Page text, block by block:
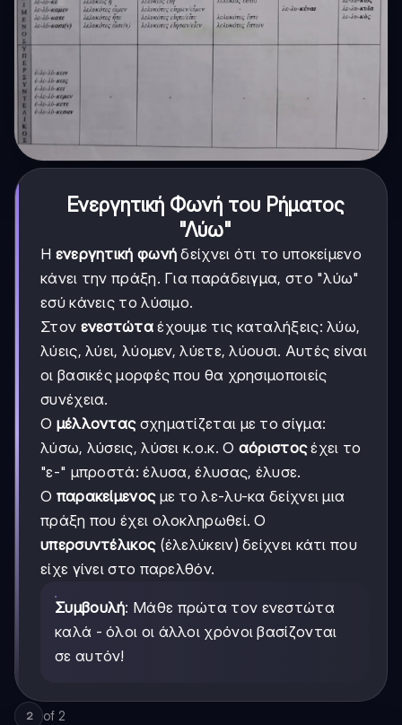
Ενεργητική Φωνή του Ρήματος
"Λύω"
Η ενεργητική φωνή δείχνει ότι το υποκείμενο
κάνει την πράξη. Για παράδειγμα, στο "λύω"
εσύ κάνεις το λύσιμο.
Στον ενεστώταέχουμε τις καταλήξεις: λύω,
λύεις, λύει, λύομεν, λύετε, λύουσι. Αυτές είναι
οι βασικές μορφές που θα χρησιμοποιείς
συνέχεια.
Ο μέλλονταςσχηματίζεται με το σίγμα:
λύσω, λύσεις, λύσει κ.ο.κ. Ο αόριστοςέχει το
"ε-" μπροστά: έλυσα, έλυσας, έλυσε.
Ο παρακείμενοςμε το λε-λυ-κα δείχνει μια
πράξη που έχει ολοκληρωθεί. Ο
υπερσυντέλικος(έλελύκειν) δείχνει κάτι που
είχε γίνει στο παρελθόν.
Συμβουλή: Μάθε πρώτα τον ενεστώτα
καλά - όλοι οι άλλοι χρόνοι βασίζονται
σε αυτόν!
2 of 2